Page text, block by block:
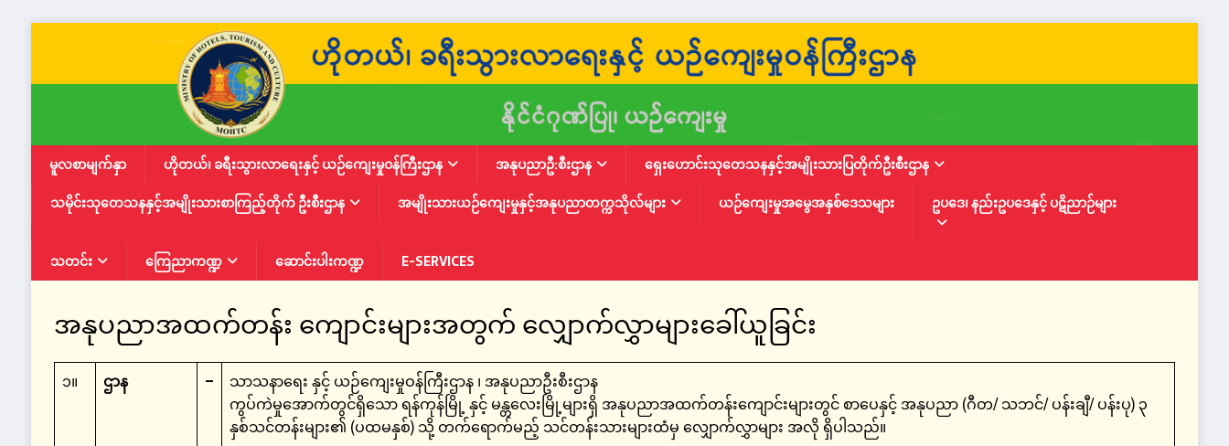
မူလစာမျက်နှာ ဟိုတယ်၊ ခရီးသွားလာရေးနှင့် ယဉ်ကျေးမှုဝန်ကြီးဌာန အနုပညာဦ:စီးဌာန
ရှေးဟောင်းသုတေသနနှင့်အမျိုးသားပြတိုက်ဦးစီးဌာန
သမိုင်းသုတေသနနှင့်အမျိုးသားစာကြည့်တိုက် ဦးစီးဌာန
အမျိုးသားယဉ်ကျေးမှုနှင့်အနုပညာတက္ကသိုလ်များ ယဉ်ကျေးမှုအမွေအနှစ်ဒေသများ ဥပဒေ၊ နည်းဥပဒေနှင့် ပဋိညာဉ်များ
သတင်း ကြေညာကဏ္ဍ ဆောင်းပါးကဏ္ဍ E-SERVICES
အနုပညာအထက်တန်း ကျောင်းများအတွက် လျှောက်လွှာများခေါ်ယူခြင်း
၁။ ဌာန –
သာသနာရေး နှင့် ယဉ်ကျေးမှုဝန်ကြီးဌာန ၊ အနုပညာဦးစီးဌာန
ကွပ်ကဲမှုအောက်တွင်ရှိသော ရန်ကုန်မြို့ နှင့် မန္တလေးမြို့များရှိ အနုပညာအထက်တန်းကျောင်းများတွင် စာပေနှင့် အနုပညာ (ဂီတ/ သဘင်/ ပန်းချီ/ ပန်းပု) ၃
နှစ်သင်တန်းများ၏ (ပထမနှစ်) သို့ တက်ရောက်မည့် သင်တန်းသားများထံမှ လျှောက်လွှာများ အလို ရှိပါသည်။